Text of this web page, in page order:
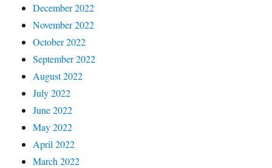
December 2022
November 2022
October 2022
September 2022
August 2022
July 2022
June 2022
May 2022
April 2022
March 2022